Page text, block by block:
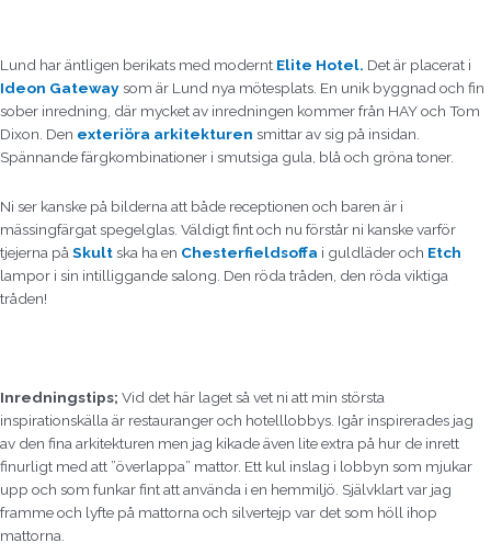
Lund har äntligen berikats med modernt Elite Hotel. Det är placerat i
Ideon Gatewaysom är Lund nya mötesplats. En unik byggnad och fin
sober inredning, där mycket av inredningen kommer från HAY och Tom
Dixon. Den exteriöra arkitekturen smittar av sig på insidan.
Spännande färgkombinationer i smutsiga gula, blå och gröna toner.
Ni ser kanske på bilderna att både receptionen och baren är i
mässingfärgat spegelglas. Väldigt fint och nu förstår ni kanske varför
tjejerna på Skultska ha en Chesterfieldsoffa i guldläder och Etch
lampor i sin intilliggande salong. Den röda tråden, den röda viktiga
tråden!
Inredningstips; Vid det här laget så vet ni att min största
inspirationskälla är restauranger och hotelllobbys. Igår inspirerades jag
av den fina arkitekturen men jag kikade även lite extra på hur de inrett
finurligt med att ”överlappa” mattor. Ett kul inslag i lobbyn som mjukar
upp och som funkar fint att använda i en hemmiljö. Självklart var jag
framme och lyfte på mattorna och silvertejp var det som höll ihop
mattorna.